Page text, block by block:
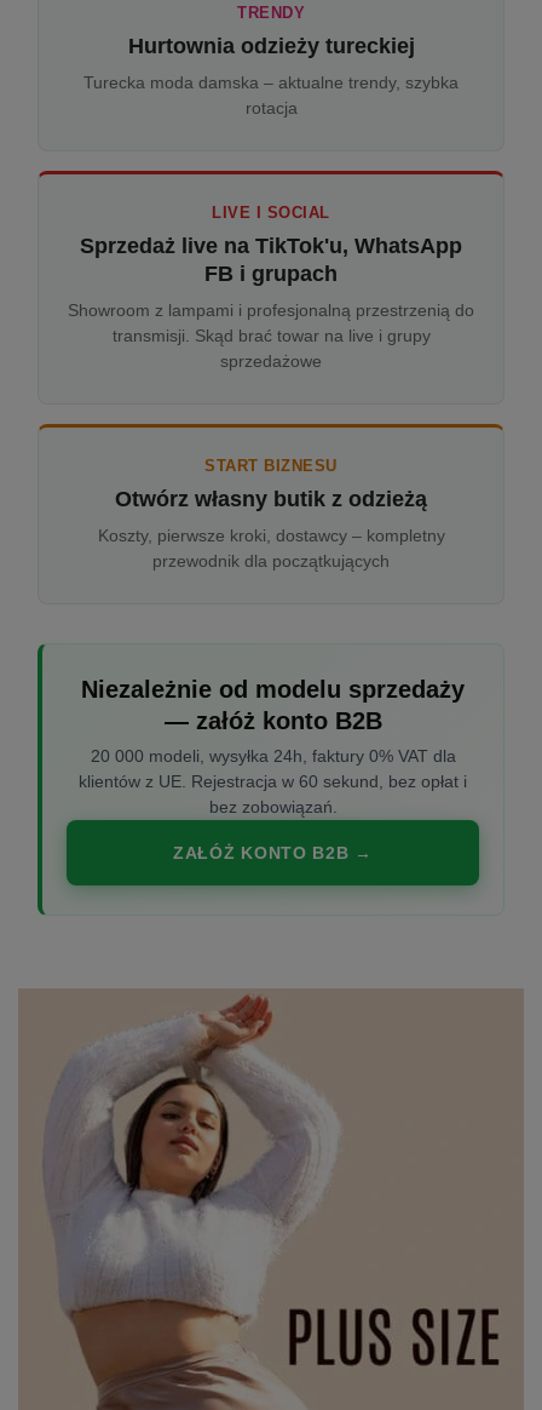
TRENDY
Hurtownia odzieży tureckiej
Turecka moda damska – aktualne trendy, szybka
rotacja
LIVE I SOCIAL
Sprzedaż live na TikTok'u, WhatsApp
FB i grupach
Showroom z lampami i profesjonalną przestrzenią do
transmisji. Skąd brać towar na live i grupy
sprzedażowe
START BIZNESU
Otwórz własny butik z odzieżą
Koszty, pierwsze kroki, dostawcy – kompletny
przewodnik dla początkujących
Niezależnie od modelu sprzedaży
— załóż konto B2B
20 000 modeli, wysyłka 24h, faktury 0% VAT dla
klientów z UE. Rejestracja w 60 sekund, bez opłat i
bez zobowiązań.
ZAŁÓŻ KONTO B2B →